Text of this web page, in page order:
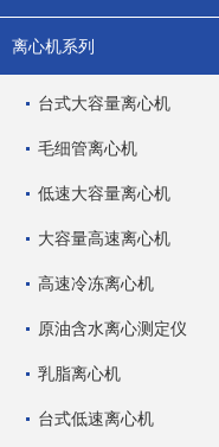
离心机系列
台式大容量离心机
毛细管离心机
低速大容量离心机
大容量高速离心机
高速冷冻离心机
原油含水离心测定仪
乳脂离心机
台式低速离心机